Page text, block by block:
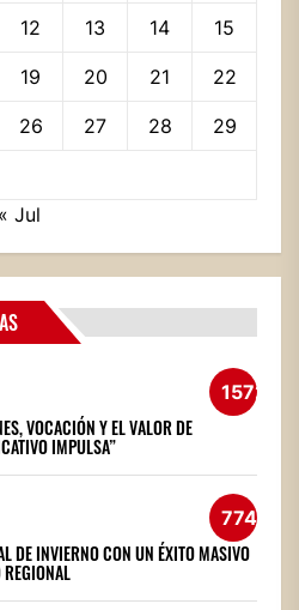
12 13 14 15
19 20 21 22
26 27 28 29
« Jul
1572
VOCACIÓN Y EL VALOR DE
IMPULSA”
774
DE INVIERNO CON UN ÉXITO MASIVO